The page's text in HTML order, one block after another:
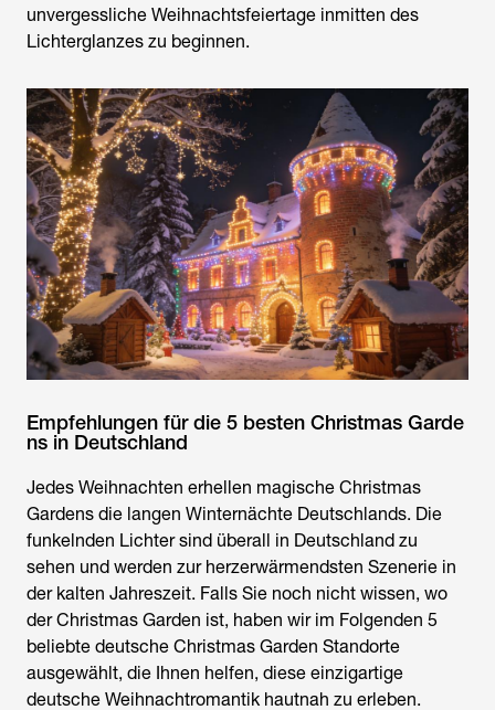
unvergessliche Weihnachtsfeiertage inmitten des
Lichterglanzes zu beginnen.
Empfehlungen für die 5 besten Christmas Garde
ns in Deutschland
Jedes Weihnachten erhellen magische Christmas
Gardens die langen Winternächte Deutschlands. Die
funkelnden Lichter sind überall in Deutschland zu
sehen und werden zur herzerwärmendsten Szenerie in
der kalten Jahreszeit. Falls Sie noch nicht wissen, wo
der Christmas Garden ist, haben wir im Folgenden 5
beliebte deutsche Christmas Garden Standorte
ausgewählt, die Ihnen helfen, diese einzigartige
deutsche Weihnachtromantik hautnah zu erleben.